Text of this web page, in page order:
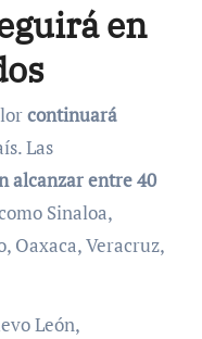
en
continuará
Las
alcanzar entre 40
Sinaloa,
Oaxaca, Veracruz,
León,